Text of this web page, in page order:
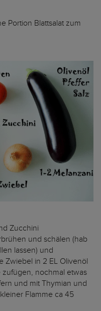
Portion Blattsalat zum
Zucchini
und schälen (hab
lassen) und
Zwiebel in 2 EL Olivenöl
zufügen, nochmal etwas
und mit Thymian und
Flamme ca 45